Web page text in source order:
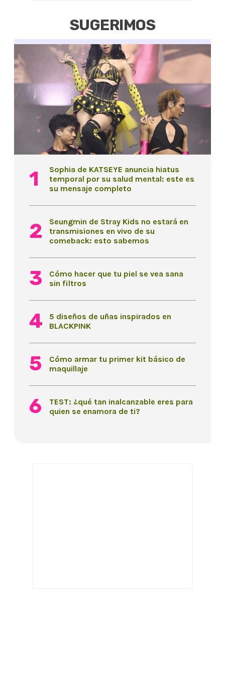
SUGERIMOS
Sophia de KATSEYE anuncia hiatus
temporal por su salud mental: este es
su mensaje completo
Seungmin de Stray Kids no estará en
transmisiones en vivo de su
comeback: esto sabemos
Cómo hacer que tu piel se vea sana
sin filtros
5 diseños de uñas inspirados en
BLACKPINK
Cómo armar tu primer kit básico de
maquillaje
TEST: ¿qué tan inalcanzable eres para
quien se enamora de ti?